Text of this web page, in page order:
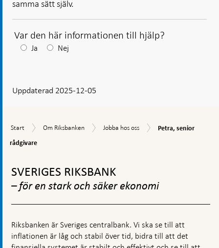
samma sätt själv.
Var den här informationen till hjälp?
Efter
visas
Ja Nej
Uppdaterad 2025-12-05
Start
Start
Om
Om Riksbanken
Jobba
Jobba hos oss
Petra,
senior
Petra, senior
rådgivare
toppnavigation
SVERIGES RIKSBANK
– för en stark och säker ekonomi
Riksbanken är Sveriges centralbank. Vi ska se till att
inflationen är låg och stabil över tid, bidra till att det